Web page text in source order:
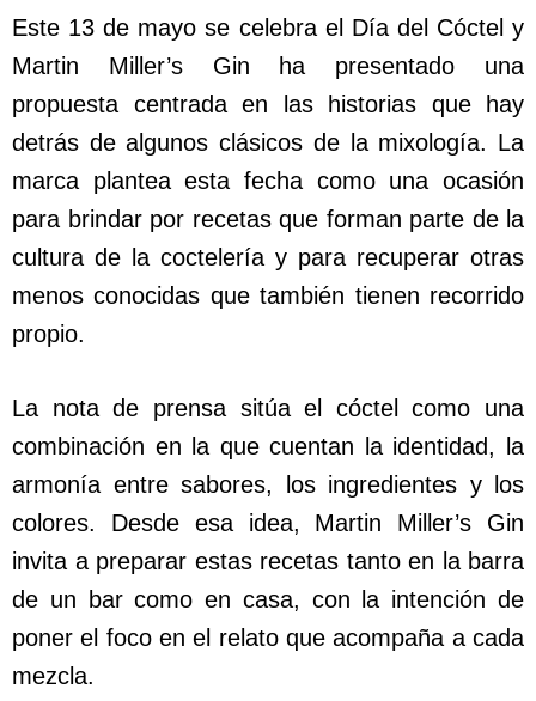
Este 13 de mayo se celebra el Día del Cóctel y
Martin Miller’s Gin ha presentado una
propuesta centrada en las historias que hay
detrás de algunos clásicos de la mixología. La
marca plantea esta fecha como una ocasión
para brindar por recetas que forman parte de la
cultura de la coctelería y para recuperar otras
menos conocidas que también tienen recorrido
propio.
La nota de prensa sitúa el cóctel como una
combinación en la que cuentan la identidad, la
armonía entre sabores, los ingredientes y los
colores. Desde esa idea, Martin Miller’s Gin
invita a preparar estas recetas tanto en la barra
de un bar como en casa, con la intención de
poner el foco en el relato que acompaña a cada
mezcla.